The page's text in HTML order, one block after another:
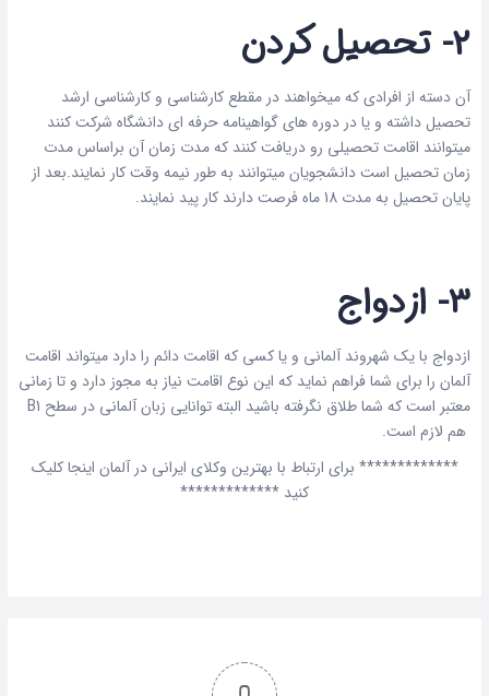
2- تحصیل کردن
آن دسته از افرادی که میخواهند در مقطع کارشناسی و کارشناسی ارشد
تحصیل داشته و یا در دوره های گواهینامه حرفه ای دانشگاه شرکت کنند
میتوانند اقامت تحصیلی رو دریافت کنند که مدت زمان آن براساس مدت
زمان تحصیل است دانشجویان میتوانند به طور نیمه وقت کار نمایند.بعد از
پایان تحصیل به مدت 18 ماه فرصت دارند کار پید نمایند.
3- ازدواج
ازدواج با یک شهروند آلمانی و یا کسی که اقامت دائم را دارد میتواند اقامت
آلمان را برای شما فراهم نماید که این نوع اقامت نیاز به مجوز دارد و تا زمانی
معتبر است که شما طلاق نگرفته باشید البته توانایی زبان آلمانی در سطح B1
هم لازم است.
************* برای ارتباط با بهترین وکلای ایرانی در آلمان اینجا کلیک
کنید *************